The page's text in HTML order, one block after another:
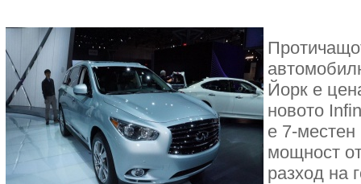
Йорк е
новото
е 7-
мощност
разход на